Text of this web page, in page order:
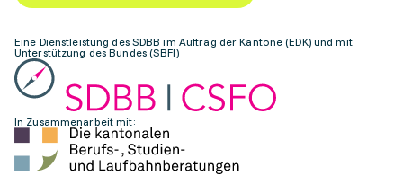
Eine Dienstleistung des SDBB im Auftrag der Kantone (EDK) und mit
Unterstützung des Bundes (SBFI)
In Zusammenarbeit mit: